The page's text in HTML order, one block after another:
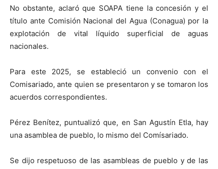
No obstante, aclaró que SOAPA tiene la concesión y el
título ante Comisión Nacional del Agua (Conagua) por la
explotación de vital líquido superficial de aguas
nacionales.
Para este 2025, se estableció un convenio con el
Comisariado, ante quien se presentaron y se tomaron los
acuerdos correspondientes.
Pérez Benítez, puntualizó que, en San Agustín Etla, hay
una asamblea de pueblo, lo mismo del Comísariado.
Se dijo respetuoso de las asambleas de pueblo y de las